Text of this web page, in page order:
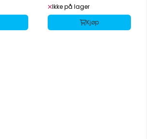
Ikke på lager
Kjøp